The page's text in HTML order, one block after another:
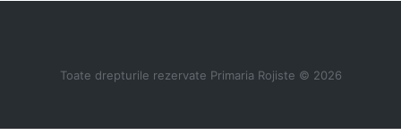
Toate drepturile rezervate Primaria Rojiste © 2026